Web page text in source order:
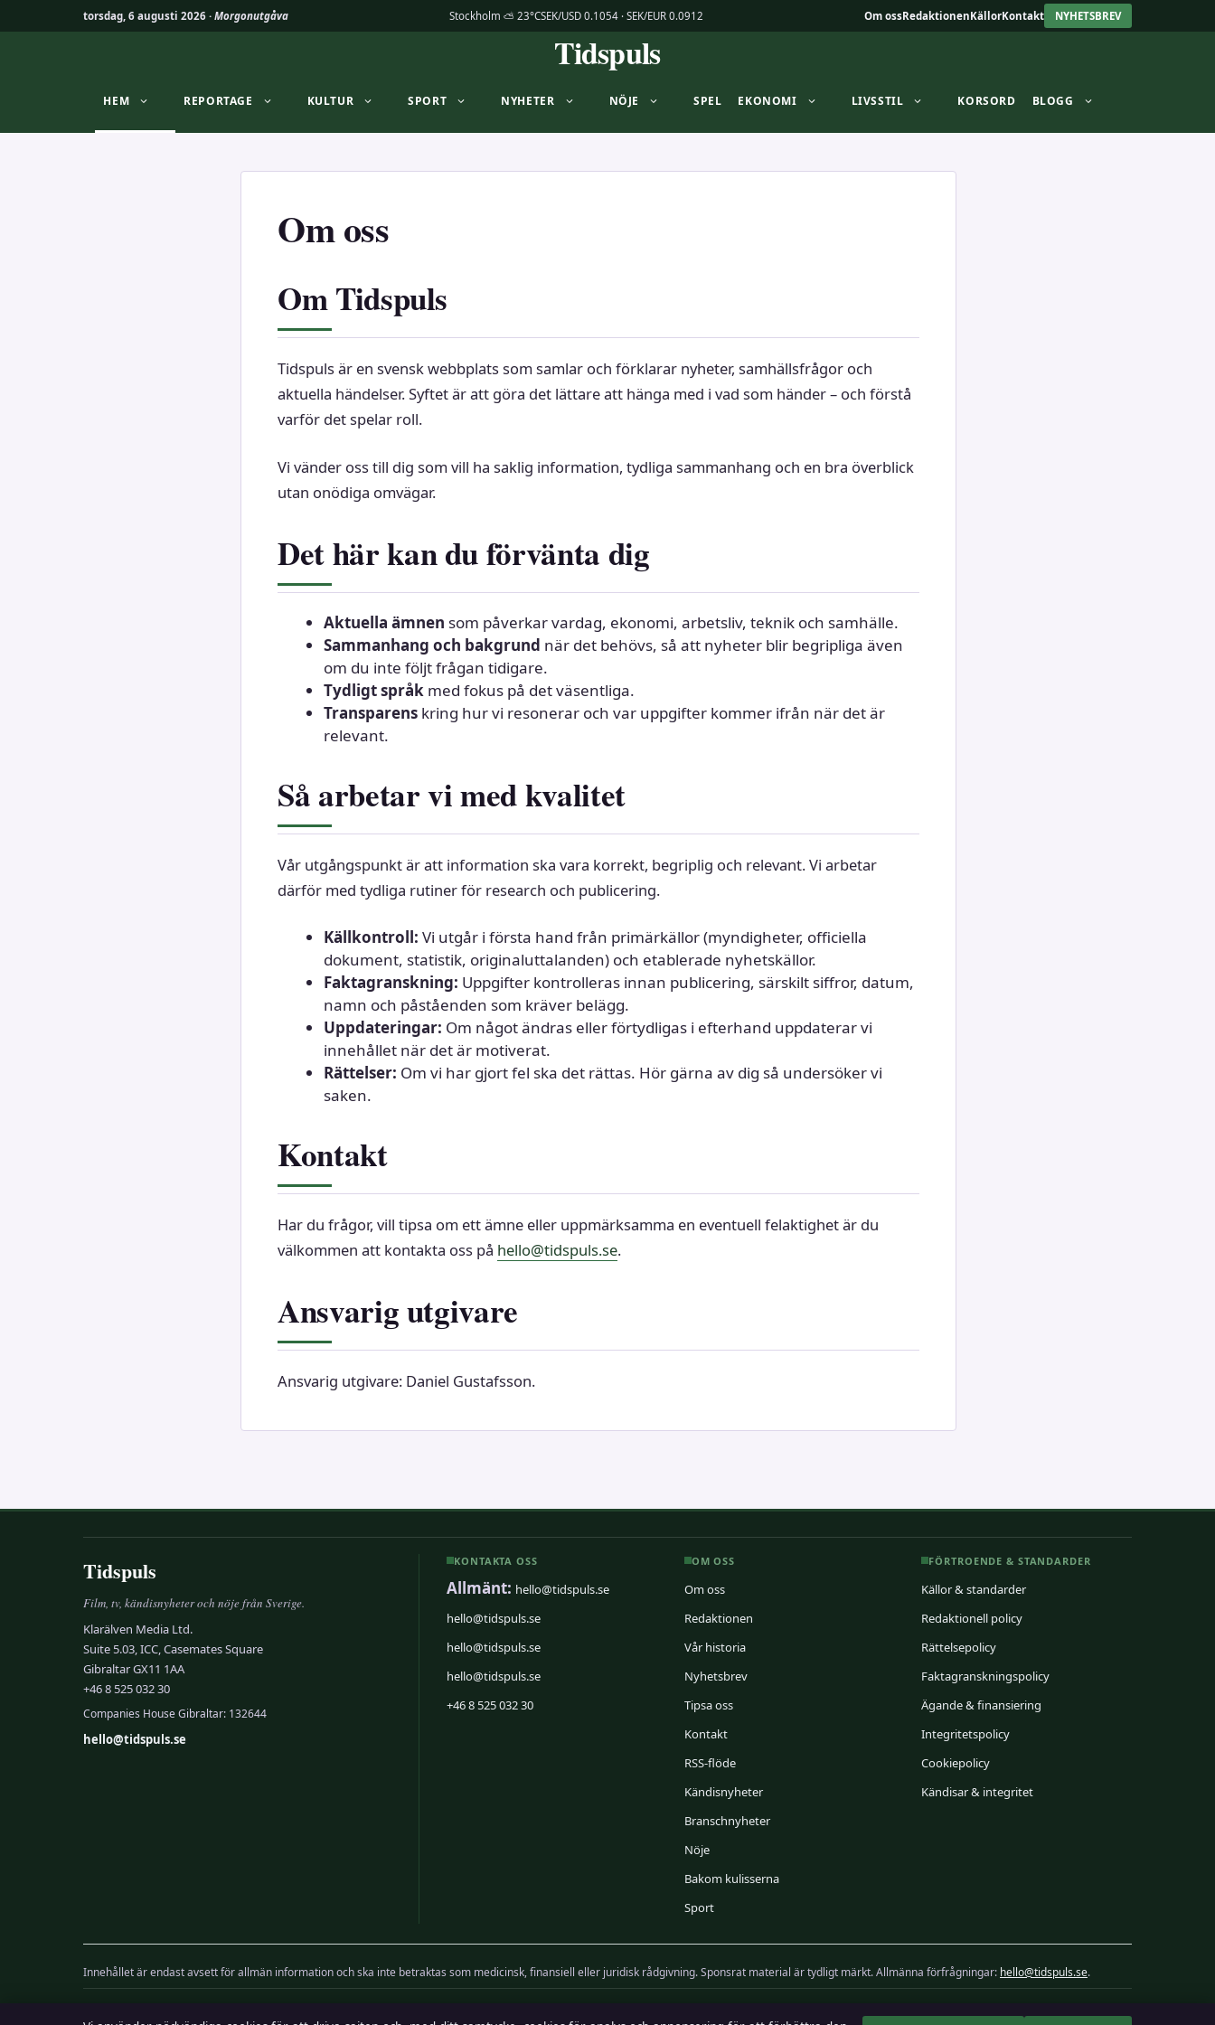
torsdag, 6 augusti 2026 · Morgonutgåva Stockholm ⛅ 23°CSEK/USD 0.1054 · SEK/EUR 0.0912 Om ossRedaktionenKällorKontakt NYHETSBREV
Tidspuls
HEM REPORTAGE KULTUR SPORT NYHETER NÖJE SPEL EKONOMI LIVSSTIL KORSORD BLOGG
Om oss
Om Tidspuls
Tidspuls är en svensk webbplats som samlar och förklarar nyheter, samhällsfrågor och
aktuella händelser. Syftet är att göra det lättare att hänga med i vad som händer – och förstå
varför det spelar roll.
Vi vänder oss till dig som vill ha saklig information, tydliga sammanhang och en bra överblick
utan onödiga omvägar.
Det här kan du förvänta dig
Aktuella ämnen som påverkar vardag, ekonomi, arbetsliv, teknik och samhälle.
Sammanhang och bakgrund när det behövs, så att nyheter blir begripliga även
om du inte följt frågan tidigare.
Tydligt språk med fokus på det väsentliga.
Transparens kring hur vi resonerar och var uppgifter kommer ifrån när det är
relevant.
Så arbetar vi med kvalitet
Vår utgångspunkt är att information ska vara korrekt, begriplig och relevant. Vi arbetar
därför med tydliga rutiner för research och publicering.
Källkontroll: Vi utgår i första hand från primärkällor (myndigheter, officiella
dokument, statistik, originaluttalanden) och etablerade nyhetskällor.
Faktagranskning: Uppgifter kontrolleras innan publicering, särskilt siffror, datum,
namn och påståenden som kräver belägg.
Uppdateringar: Om något ändras eller förtydligas i efterhand uppdaterar vi
innehållet när det är motiverat.
Rättelser: Om vi har gjort fel ska det rättas. Hör gärna av dig så undersöker vi
saken.
Kontakt
Har du frågor, vill tipsa om ett ämne eller uppmärksamma en eventuell felaktighet är du
välkommen att kontakta oss på hello@tidspuls.se.
Ansvarig utgivare
Ansvarig utgivare: Daniel Gustafsson.
Tidspuls
Film, tv, kändisnyheter och nöje från Sverige.
Klarälven Media Ltd.
Suite 5.03, ICC, Casemates Square
Gibraltar GX11 1AA
+46 8 525 032 30
Companies House Gibraltar: 132644
hello@tidspuls.se
KONTAKTA OSS
Allmänt: hello@tidspuls.se
hello@tidspuls.se
hello@tidspuls.se
hello@tidspuls.se
+46 8 525 032 30
OM OSS
Om oss
Redaktionen
Vår historia
Nyhetsbrev
Tipsa oss
Kontakt
RSS-flöde
Kändisnyheter
Branschnyheter
Nöje
Bakom kulisserna
Sport
FÖRTROENDE & STANDARDER
Källor & standarder
Redaktionell policy
Rättelsepolicy
Faktagranskningspolicy
Ägande & finansiering
Integritetspolicy
Cookiepolicy
Kändisar & integritet
Innehållet är endast avsett för allmän information och ska inte betraktas som medicinsk, finansiell eller juridisk rådgivning. Sponsrat material är tydligt märkt. Allmänna förfrågningar: hello@tidspuls.se.